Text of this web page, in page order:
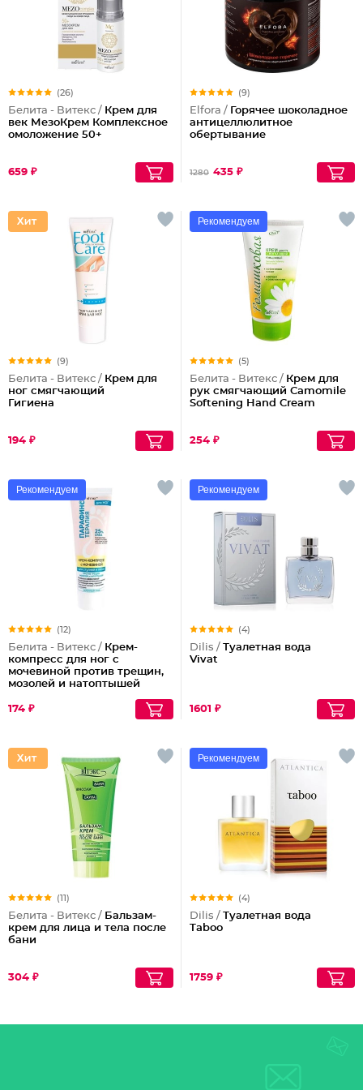
(26)
Белита - Витекс / Крем для
век МезоКрем Комплексное
омоложение 50+
659 ₽
(9)
Elfora / Горячее шоколадное
антицеллюлитное
обертывание
1280 435 ₽
(9)
Белита - Витекс / Крем для
ног смягчающий
Гигиена
194 ₽
Рекомендуем
(5)
Белита - Витекс / Крем для
рук смягчающий Camomile
Softening Hand Cream
254 ₽
Рекомендуем
(12)
Белита - Витекс / Крем-
компресс для ног с
мочевиной против трещин,
мозолей и натоптышей
174 ₽
Рекомендуем
(4)
Dilis / Туалетная вода
Vivat
1601 ₽
(11)
Белита - Витекс / Бальзам-
крем для лица и тела после
бани
304 ₽
Рекомендуем
(4)
Dilis / Туалетная вода
Taboo
1759 ₽